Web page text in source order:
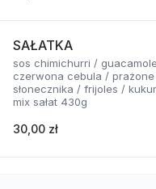
SAŁATKA
sos chimichurri /
czerwona cebula /
słonecznika / frijoles /
mix sałat 430g
30,00 zł